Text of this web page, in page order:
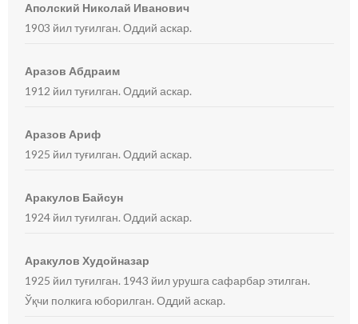
Аполский Николай Иванович
1903 йил туғилган. Оддий аскар.
Аразов Абдраим
1912 йил туғилган. Оддий аскар.
Аразов Ариф
1925 йил туғилган. Оддий аскар.
Аракулов Байсун
1924 йил туғилган. Оддий аскар.
Аракулов Худойназар
1925 йил туғилган. 1943 йил урушга сафарбар этилган.
Ўқчи полкига юборилган. Оддий аскар.